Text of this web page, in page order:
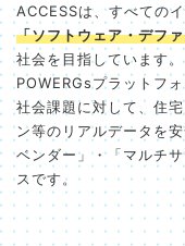
ACCESSは、すべての
「ソフトウェア・デフ
社会を目指しています。
POWERGsプラットフ
社会課題に対して、住
ン等のリアルデータを
ベンダー」・「マルチ
スです。